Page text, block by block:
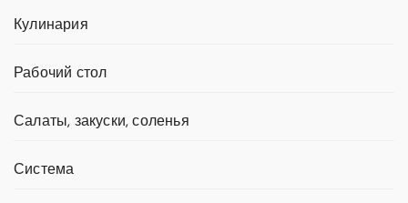
Кулинария
Рабочий стол
Салаты, закуски, соленья
Система